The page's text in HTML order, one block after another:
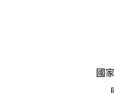
在〈懸空的繩索上
正運用玫瑰花代表
上與花對話，幾個
關性的各種暗喻，國